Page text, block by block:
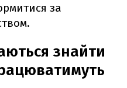
за
знайти